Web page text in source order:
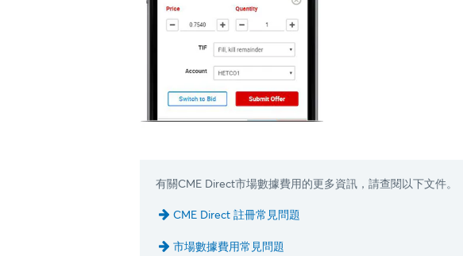
有關CME Direct市場數據費用的更多資訊，請查閱以下文件。
CME Direct 註冊常見問題
市場數據費用常見問題